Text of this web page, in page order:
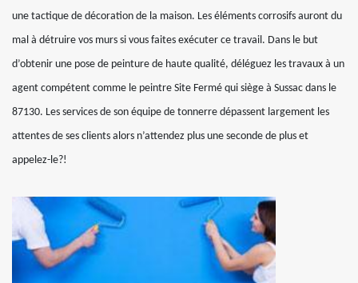
une tactique de décoration de la maison. Les éléments corrosifs auront du
mal à détruire vos murs si vous faites exécuter ce travail. Dans le but
d’obtenir une pose de peinture de haute qualité, déléguez les travaux à un
agent compétent comme le peintre Site Fermé qui siège à Sussac dans le
87130. Les services de son équipe de tonnerre dépassent largement les
attentes de ses clients alors n’attendez plus une seconde de plus et
appelez-le?!